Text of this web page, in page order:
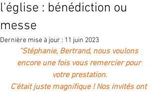
l'église : bénédiction ou
messe
Dernière mise à jour : 11 juin 2023
"Stéphanie, Bertrand, nous voulons
encore une fois vous remercier pour
votre prestation.
C'était juste magnifique ! Nos invités ont